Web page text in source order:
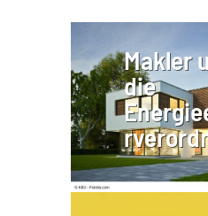
Makler
die